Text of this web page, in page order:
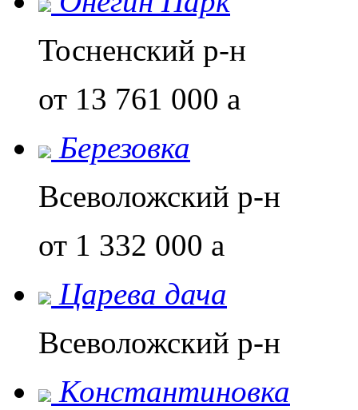
Тосненский р-н
от 13 761 000 a
Березовка
Всеволожский р-н
от 1 332 000 a
Царева дача
Всеволожский р-н
Константиновка